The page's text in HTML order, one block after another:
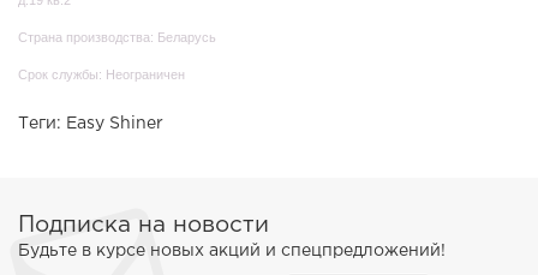
Страна производства: Беларусь
Срок службы: Неограничен
Теги: Easy Shiner
Подписка на новости
Будьте в курсе новых акций и спецпредложений!